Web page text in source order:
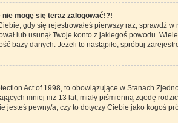
mogę się teraz zalogować!?!
gdy się rejestrowałeś pierwszy raz, sprawdź
lub usunął Twoje konto z jakiegoś powodu.
bazy danych. Jeżeli to nastąpiło, spróbuj
Act of 1998, to obowiązujące w Stanach
mniej niż 13 lat, miały piśmienną zgodę
jesteś pewny/a, czy to dotyczy Ciebie jako kogoś